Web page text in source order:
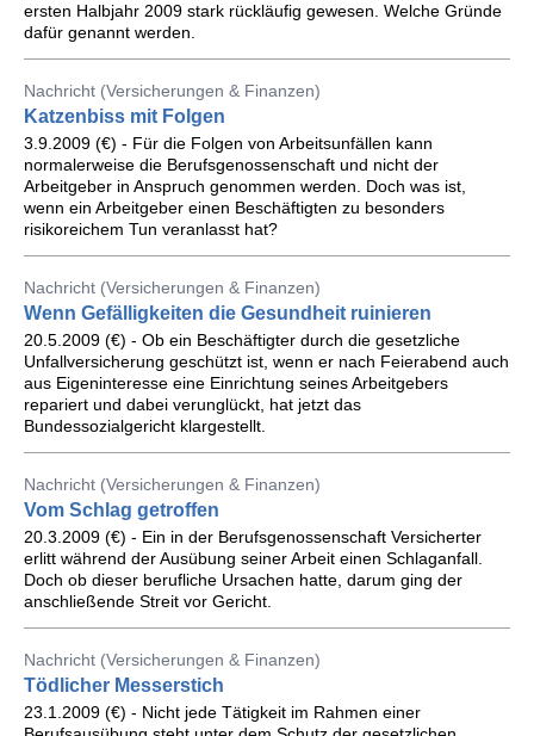
ersten Halbjahr 2009 stark rückläufig gewesen. Welche Gründe
dafür genannt werden.
Nachricht (Versicherungen & Finanzen)
Katzenbiss mit Folgen
3.9.2009 (€) - Für die Folgen von Arbeitsunfällen kann
normalerweise die Berufsgenossenschaft und nicht der
Arbeitgeber in Anspruch genommen werden. Doch was ist,
wenn ein Arbeitgeber einen Beschäftigten zu besonders
risikoreichem Tun veranlasst hat?
Nachricht (Versicherungen & Finanzen)
Wenn Gefälligkeiten die Gesundheit ruinieren
20.5.2009 (€) - Ob ein Beschäftigter durch die gesetzliche
Unfallversicherung geschützt ist, wenn er nach Feierabend auch
aus Eigeninteresse eine Einrichtung seines Arbeitgebers
repariert und dabei verunglückt, hat jetzt das
Bundessozialgericht klargestellt.
Nachricht (Versicherungen & Finanzen)
Vom Schlag getroffen
20.3.2009 (€) - Ein in der Berufsgenossenschaft Versicherter
erlitt während der Ausübung seiner Arbeit einen Schlaganfall.
Doch ob dieser berufliche Ursachen hatte, darum ging der
anschließende Streit vor Gericht.
Nachricht (Versicherungen & Finanzen)
Tödlicher Messerstich
23.1.2009 (€) - Nicht jede Tätigkeit im Rahmen einer